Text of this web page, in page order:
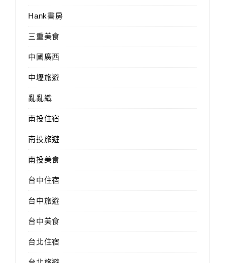
Hank書房
三重美食
中國廣西
中壢旅遊
亂亂織
南投住宿
南投旅遊
南投美食
台中住宿
台中旅遊
台中美食
台北住宿